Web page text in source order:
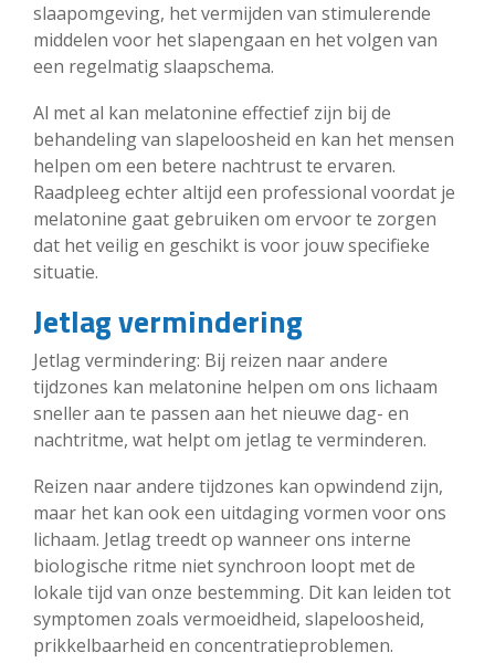
slaapomgeving, het vermijden van stimulerende
middelen voor het slapengaan en het volgen van
een regelmatig slaapschema.
Al met al kan melatonine effectief zijn bij de
behandeling van slapeloosheid en kan het mensen
helpen om een betere nachtrust te ervaren.
Raadpleeg echter altijd een professional voordat je
melatonine gaat gebruiken om ervoor te zorgen
dat het veilig en geschikt is voor jouw specifieke
situatie.
Jetlag vermindering
Jetlag vermindering: Bij reizen naar andere
tijdzones kan melatonine helpen om ons lichaam
sneller aan te passen aan het nieuwe dag- en
nachtritme, wat helpt om jetlag te verminderen.
Reizen naar andere tijdzones kan opwindend zijn,
maar het kan ook een uitdaging vormen voor ons
lichaam. Jetlag treedt op wanneer ons interne
biologische ritme niet synchroon loopt met de
lokale tijd van onze bestemming. Dit kan leiden tot
symptomen zoals vermoeidheid, slapeloosheid,
prikkelbaarheid en concentratieproblemen.